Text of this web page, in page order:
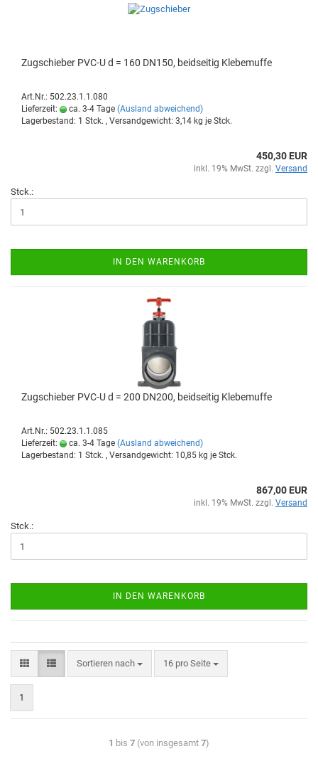
Zug­schie­ber PVC-U d = 160 DN150, beid­sei­tig Kle­be­muf­fe
Art.Nr.: 502.23.1.1.080
Lieferzeit:
ca. 3-4 Tage (Ausland abweichend)
Lagerbestand: 1 Stck. , Versandgewicht: 3,14 kg je Stck.
450,30 EUR
inkl. 19% MwSt. zzgl. Versand
Stck.:
IN DEN WARENKORB
Zug­schie­ber PVC-U d = 200 DN200, beid­sei­tig Kle­be­muf­fe
Art.Nr.: 502.23.1.1.085
Lieferzeit:
ca. 3-4 Tage (Ausland abweichend)
Lagerbestand: 1 Stck. , Versandgewicht: 10,85 kg je Stck.
867,00 EUR
inkl. 19% MwSt. zzgl. Versand
Stck.:
IN DEN WARENKORB
Sortieren nach 16 pro Seite
1
1 bis 7 (von insgesamt 7)